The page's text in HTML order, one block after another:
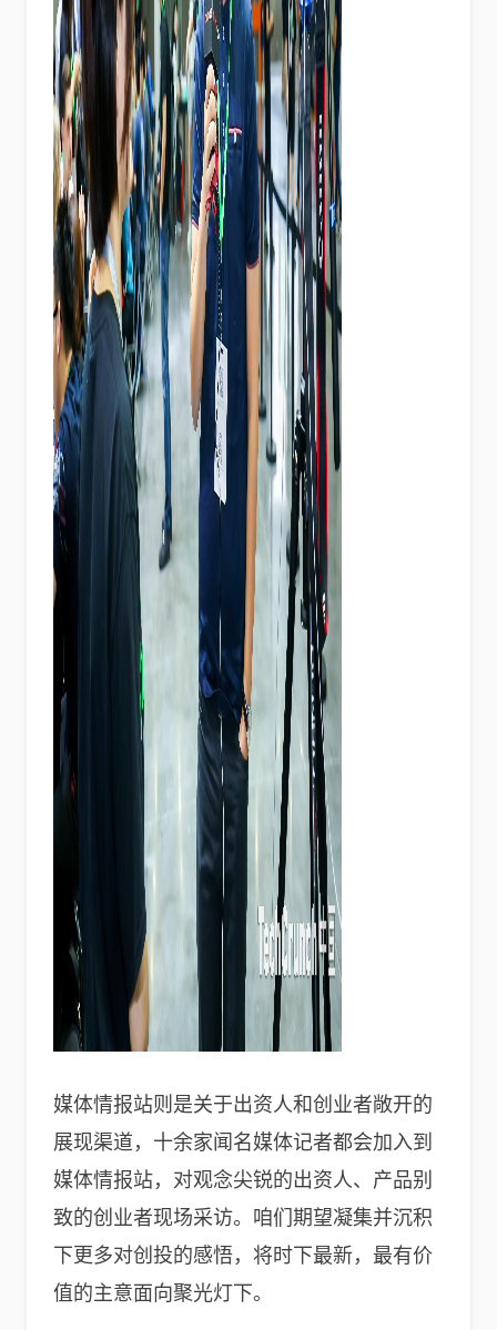
媒体情报站则是关于出资人和创业者敞开的
展现渠道，十余家闻名媒体记者都会加入到
媒体情报站，对观念尖锐的出资人、产品别
致的创业者现场采访。咱们期望凝集并沉积
下更多对创投的感悟，将时下最新，最有价
值的主意面向聚光灯下。